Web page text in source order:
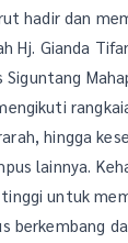
hadir dan
Gianda
hingga
lainnya.
untuk
berkembang